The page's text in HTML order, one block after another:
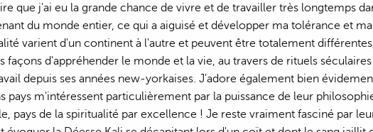
que j'ai eu la grande chance de vivre et de travailler très longtemps
du monde entier, ce qui a aiguisé et développer ma tolérance et
varient d'un continent à l'autre et peuvent être totalement
façons d'appréhender le monde et la vie, au travers de rituels
depuis ses années new-yorkaises. J'adore également bien
pays m'intéressent particulièrement par la puissance de leur
pays de la spiritualité par excellence ! Je reste vraiment fasciné par